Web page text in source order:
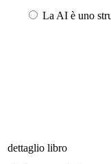
La AI è uno
dettaglio libro